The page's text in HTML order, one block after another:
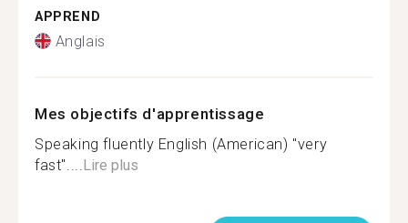
APPREND
Anglais
Mes objectifs d'apprentissage
Speaking fluently English (American) "very
fast".... Lire plus